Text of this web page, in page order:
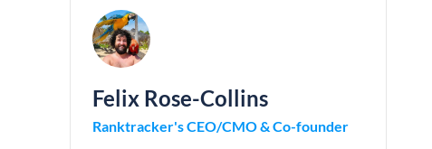
Felix Rose-Collins
Ranktracker's CEO/CMO & Co-founder